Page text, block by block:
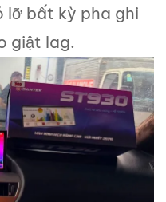
lỡ bất kỳ pha ghi
giật lag.